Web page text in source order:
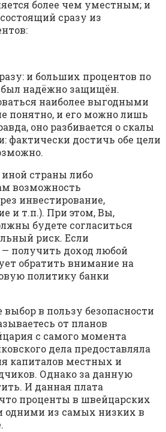
более чем уместным; и
сразу из
и больших процентов по
надёжно защищён.
наиболее выгодными
понятно, и его можно лишь
оно разбивается о скалы
фактически достичь обе цели
страны либо
возможность
инвестирование,
и т.п.). При этом, Вы,
будете согласиться
риск. Если
— получить доход любой
обратить внимание на
политику банки
в пользу безопасности
от планов
с самого момента
дела предоставляла
капиталов местных и
Однако за данную
И данная плата
проценты в швейцарских
одними из самых низких в